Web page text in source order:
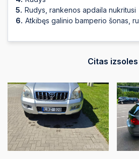
2025-11-12
2025-11-12
2025-11-12
Rudys, rankenos apdaila nukritusi
Atkibęs galinio bamperio šonas,
Citas izsoles